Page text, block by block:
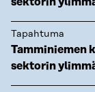
Tapahtuma
Tamminiemen
sektorin